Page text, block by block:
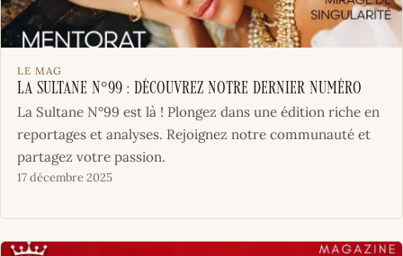
LE MAG
La Sultane N°99 : Découvrez notre dernier numéro
La Sultane N°99 est là ! Plongez dans une édition riche en
reportages et analyses. Rejoignez notre communauté et
partagez votre passion.
17 décembre 2025